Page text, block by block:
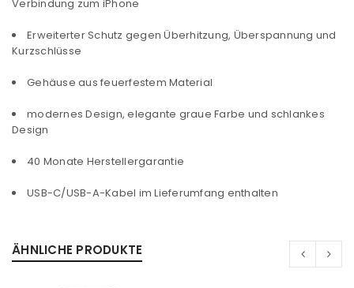
ANMELDEN
Benutzername oder E-Mail-Adresse
ANMELDEN
Verbindung zum iPhone
Erweiterter Schutz gegen Überhitzung, Überspannung und
Kurzschlüsse
Gehäuse aus feuerfestem Material
modernes Design, elegante graue Farbe und schlankes
Design
40 Monate Herstellergarantie
USB-C/USB-A-Kabel im Lieferumfang enthalten
ÄHNLICHE PRODUKTE